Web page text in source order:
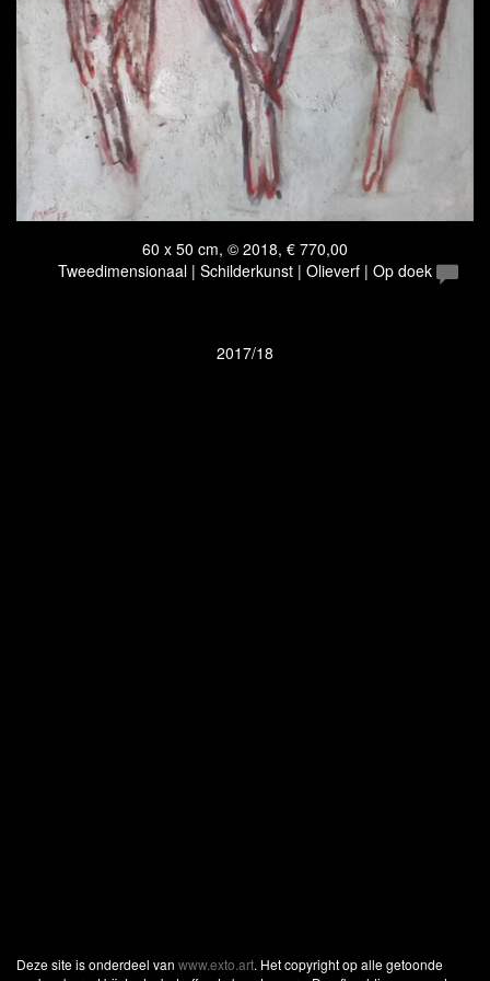
60 x 50 cm, © 2018, € 770,00
Tweedimensionaal | Schilderkunst | Olieverf | Op doek
2017/18
Deze site is onderdeel van www.exto.art. Het copyright op alle getoonde